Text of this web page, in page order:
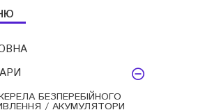
БЕЗПЕРЕБІЙНОГО
/ АКУМУЛЯТОРИ